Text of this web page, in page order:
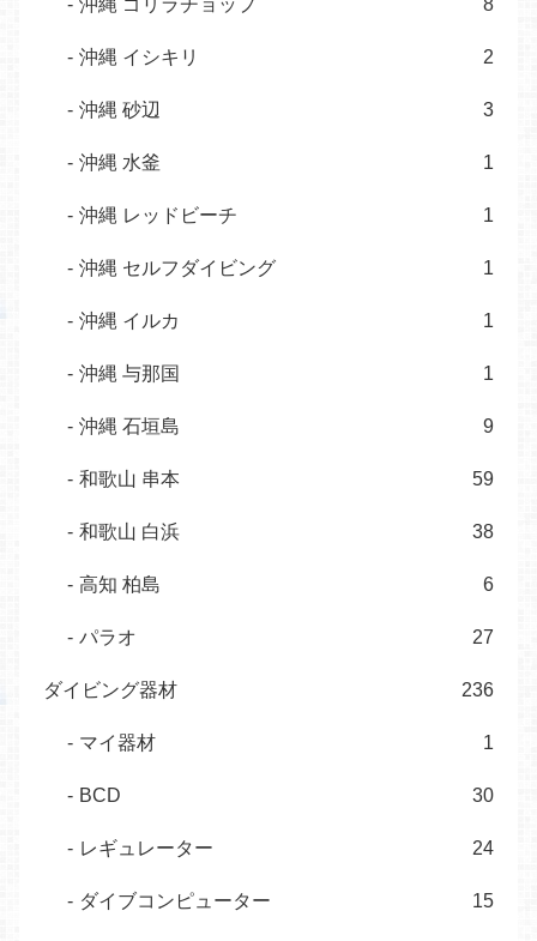
沖縄 イシキリ 2
沖縄 砂辺 3
沖縄 水釜 1
沖縄 レッドビーチ 1
沖縄 セルフダイビング 1
沖縄 イルカ 1
沖縄 与那国 1
沖縄 石垣島 9
和歌山 串本 59
和歌山 白浜 38
高知 柏島 6
パラオ 27
ダイビング器材 236
マイ器材 1
BCD 30
レギュレーター 24
ダイブコンピューター 15